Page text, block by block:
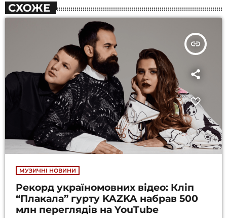
СХОЖЕ
insert_link
МУЗИЧНІ НОВИНИ
Рекорд україномовних відео: Кліп
“Плакала” гурту KAZKA набрав 500
млн переглядів на YouTube